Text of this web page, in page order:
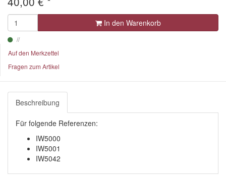
In den Warenkorb
Auf den Merkzettel
Fragen zum Artikel
Beschreibung
Für folgende Referenzen:
IW5000
IW5001
IW5042